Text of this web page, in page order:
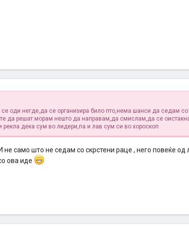
се оди негде,да се организира било пто,нема шанси да седам со
да решат.морам нешто да направам,да смислам,да се
рекла дека сум во лидери,па и лав сум си во хороскоп
И не само што не седам со скрстени раце , него повеќе
ова иде